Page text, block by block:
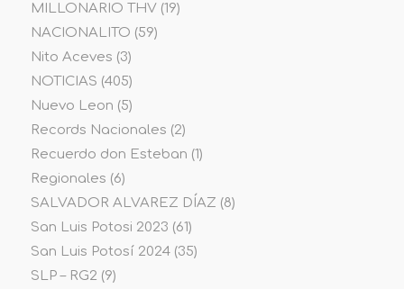
MILLONARIO THV(19)
NACIONALITO (59)
Nito Aceves (3)
NOTICIAS (405)
Nuevo Leon (5)
Records Nacionales (2)
Recuerdo don Esteban (1)
Regionales (6)
SALVADOR ALVAREZ DÍAZ (8)
San Luis Potosi 2023 (61)
San Luis Potosí 2024(35)
SLP – RG2 (9)